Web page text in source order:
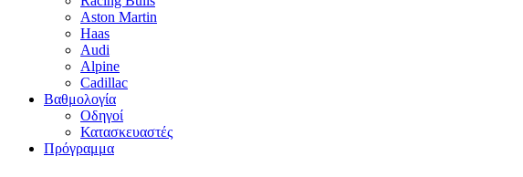
Aston Martin
Haas
Audi
Alpine
Cadillac
Βαθμολογία
Οδηγοί
Κατασκευαστές
Πρόγραμμα